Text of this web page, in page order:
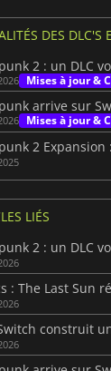
DES DLC'S
Mises à jour &
Mises à jour &
LIÉS
: The Last Sun